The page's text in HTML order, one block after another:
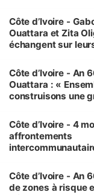
Côte d’Ivoire -
Ouattara et Zita
échangent sur
enfants
Côte d’Ivoire - An
Ouattara : «
construisons une
générations
Côte d’Ivoire - 4
affrontements
milieu des sinistrés
Côte d’Ivoire - An
de zones à risque